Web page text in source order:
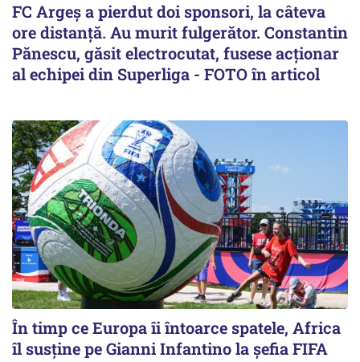
FC Argeș a pierdut doi sponsori, la câteva
ore distanță. Au murit fulgerător. Constantin
Pănescu, găsit electrocutat, fusese acționar
al echipei din Superliga - FOTO în articol
În timp ce Europa îi întoarce spatele, Africa
îl susține pe Gianni Infantino la șefia FIFA